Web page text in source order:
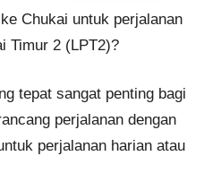
Chukai untuk perjalanan
Timur 2 (LPT2)?
tepat sangat penting bagi
perjalanan dengan
perjalanan harian atau